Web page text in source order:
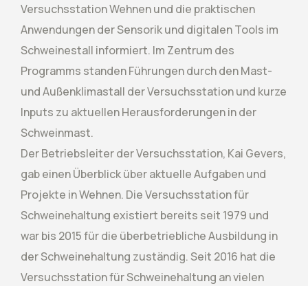
Versuchsstation Wehnen und die praktischen
Anwendungen der Sensorik und digitalen Tools im
Schweinestall informiert. Im Zentrum des
Programms standen Führungen durch den Mast-
und Außenklimastall der Versuchsstation und kurze
Inputs zu aktuellen Herausforderungen in der
Schweinmast.
Der Betriebsleiter der Versuchsstation, Kai Gevers,
gab einen Überblick über aktuelle Aufgaben und
Projekte in Wehnen. Die Versuchsstation für
Schweinehaltung existiert bereits seit 1979 und
war bis 2015 für die überbetriebliche Ausbildung in
der Schweinehaltung zuständig. Seit 2016 hat die
Versuchsstation für Schweinehaltung an vielen